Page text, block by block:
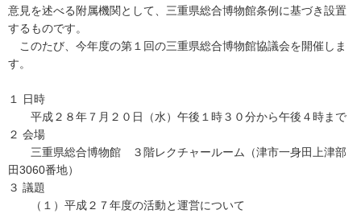
意見を述べる附属機関として、三重県総合博物館条例に基づき設置
するものです。
このたび、今年度の第１回の三重県総合博物館協議会を開催しま
す。
１ 日時
平成２８年７月２０日（水）午後１時３０分から午後４時まで
２ 会場
三重県総合博物館 ３階レクチャールーム（津市一身田上津部
田3060番地）
３ 議題
（１）平成２７年度の活動と運営について